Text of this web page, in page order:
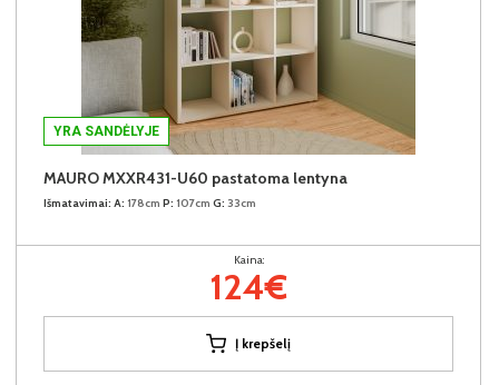
YRA SANDĖLYJE
MAURO MXXR431-U60 pastatoma lentyna
Išmatavimai: A: 178cm P: 107cm G: 33cm
Kaina:
124€
Į krepšelį